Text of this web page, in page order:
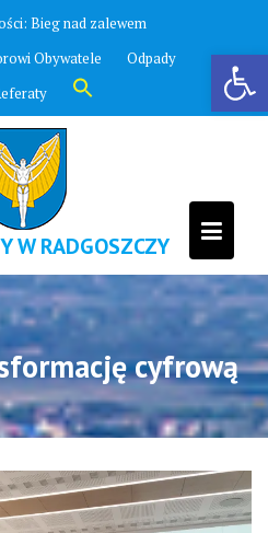
Otwórz pasek narzędzi
Zawyją syreny
Obywatele
Odpady
Search
for:
Search Button
W RADGOSZCZY
cyfrową